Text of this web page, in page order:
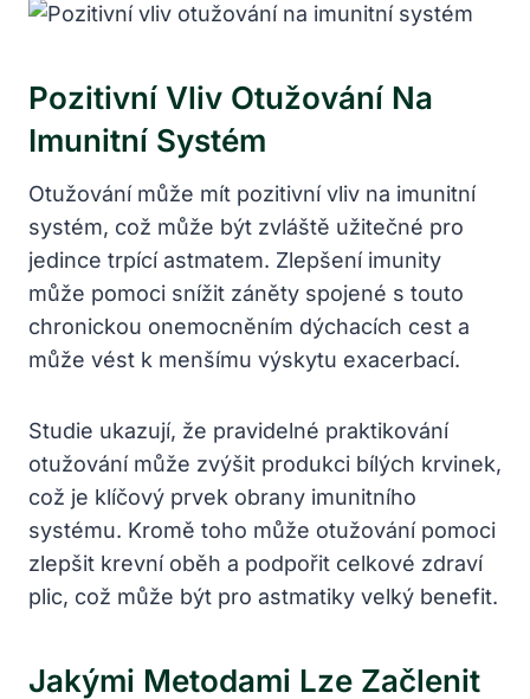
Pozitivní Vliv Otužování Na
Imunitní Systém
Otužování může mít pozitivní vliv na imunitní
systém, což může být zvláště užitečné pro
jedince trpící astmatem. Zlepšení imunity
může pomoci snížit záněty spojené s touto
chronickou onemocněním dýchacích cest a
může vést k menšímu výskytu exacerbací.
Studie ukazují, že pravidelné praktikování
otužování může zvýšit produkci bílých krvinek,
což je klíčový prvek obrany imunitního
systému. Kromě toho může otužování pomoci
zlepšit krevní oběh a podpořit celkové zdraví
plic, což může být pro astmatiky velký benefit.
Jakými Metodami Lze Začlenit